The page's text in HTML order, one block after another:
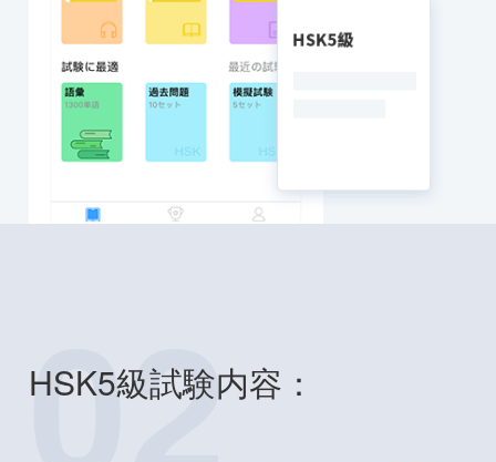
02
HSK5級試験内容：